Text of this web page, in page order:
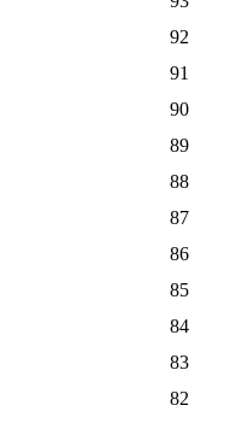
92
91
90
89
88
87
86
85
84
83
82